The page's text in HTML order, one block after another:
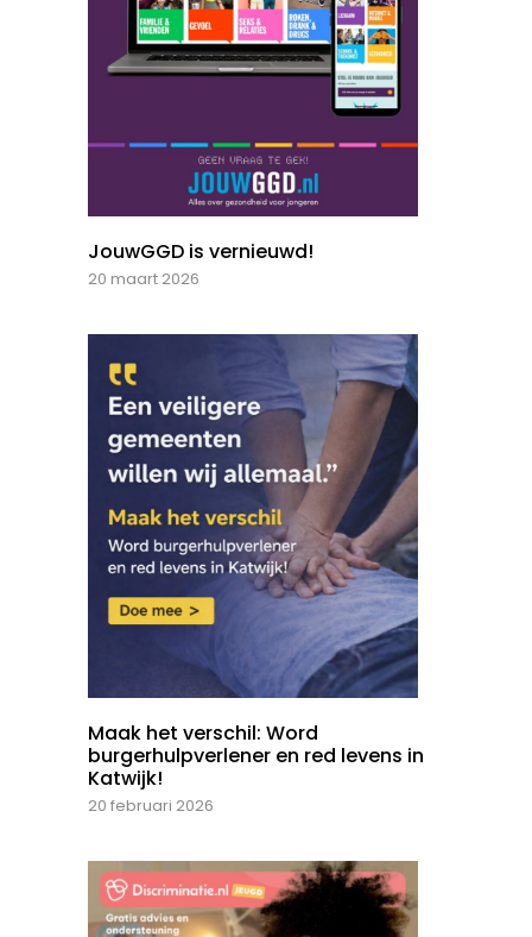
JouwGGD is vernieuwd!
20 maart 2026
Maak het verschil: Word
burgerhulpverlener en red levens in
Katwijk!
20 februari 2026